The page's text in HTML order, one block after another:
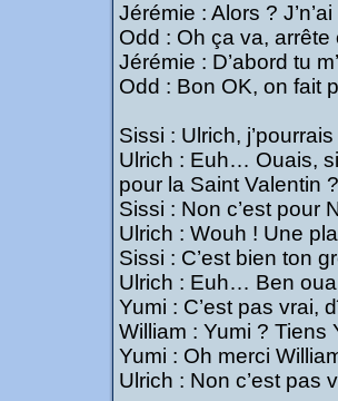
Jérémie : Alors ?
Odd : Oh ça va,
Jérémie : D’abord tu
Odd : Bon OK, on fait
Sissi : Ulrich,
Ulrich : Euh… Ouais, si
pour la Saint Valentin ?
Sissi : Non c’est pour
Ulrich : Wouh ! Une
Sissi : C’est bien ton
Ulrich : Euh… Ben
Yumi : C’est pas vrai,
William : Yumi ? Tiens
Yumi : Oh merci
Ulrich : Non c’est pas